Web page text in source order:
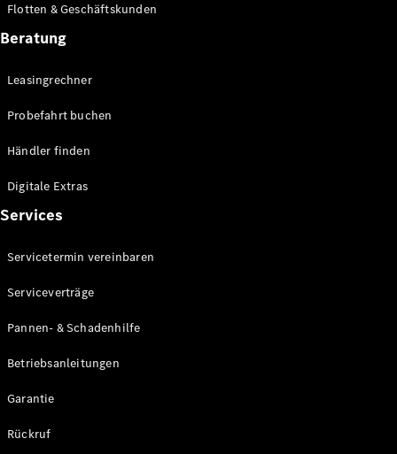
Technologien
für den
Antriebsstrang
Multimedia
Over-the-
Fahrhilfen
Konzeptfahrzeuge
Nachhaltigkeit
Mercedes-
Benz
Schweiz
Flotten & Geschäftskunden
Beratung
Leasingrechner
Probefahrt buchen
Händler finden
Digitale Extras
Services
Servicetermin vereinbaren
Serviceverträge
Pannen- & Schadenhilfe
Betriebsanleitungen
Garantie
Rückruf